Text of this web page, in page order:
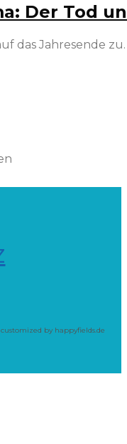
Der Tod
das Jahresende
by happyfields.de